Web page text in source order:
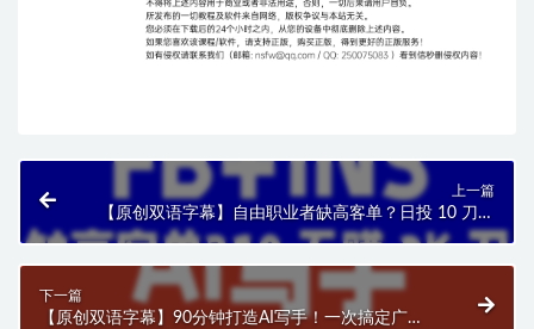
上一篇
【原创双语字幕】自由职业者缺高客单？日投 10 刀搞
FB+INS 广告，有人 10 天赚 3000 刀！
下一篇
【原创双语字幕】90分钟打造AI写手！一次搞定广